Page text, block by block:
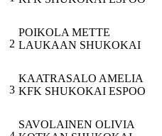
2
POIKOLA METTE
LAUKAAN SHUKOKAI
3
KAATRASALO AMELIA
KFK SHUKOKAI ESPOO
SAVOLAINEN OLIVIA